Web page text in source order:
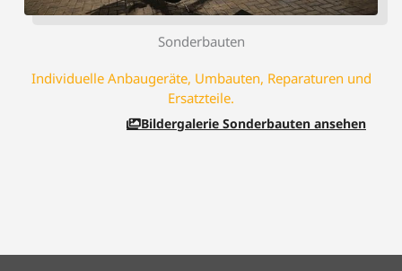
Sonderbauten
Individuelle Anbaugeräte, Umbauten, Reparaturen und
Ersatzteile.
Bildergalerie Sonderbauten ansehen